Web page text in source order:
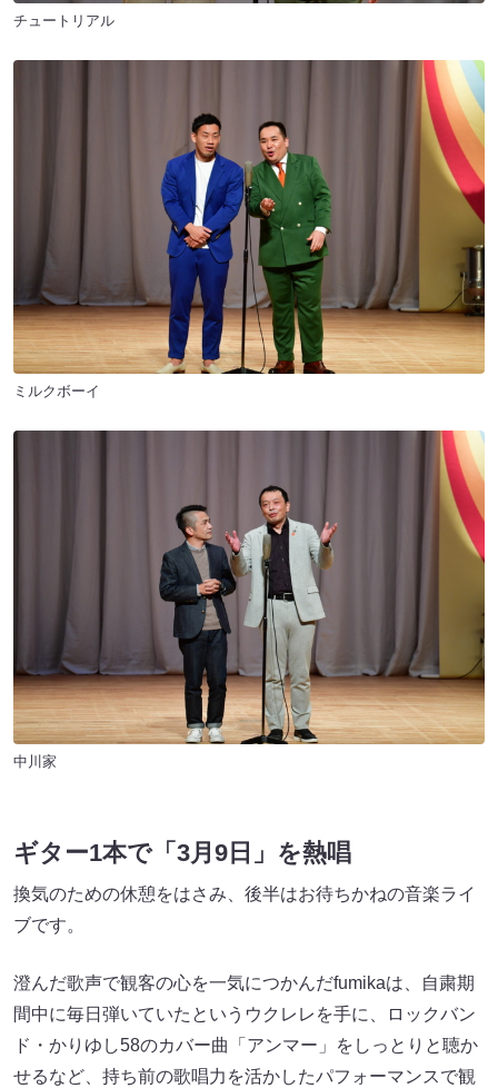
チュートリアル
ミルクボーイ
中川家
ギター1本で「3月9日」を熱唱
換気のための休憩をはさみ、後半はお待ちかねの音楽ライ
ブです。
澄んだ歌声で観客の心を一気につかんだfumikaは、自粛期
間中に毎日弾いていたというウクレレを手に、ロックバン
ド・かりゆし58のカバー曲「アンマー」をしっとりと聴か
せるなど、持ち前の歌唱力を活かしたパフォーマンスで観